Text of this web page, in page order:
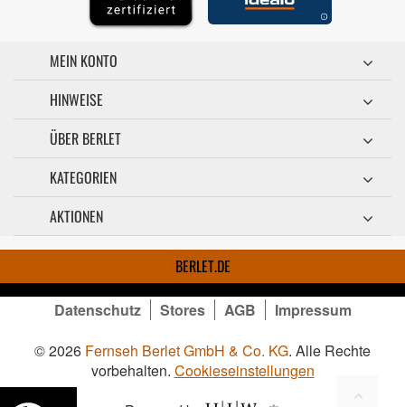
MEIN KONTO
HINWEISE
ÜBER BERLET
KATEGORIEN
AKTIONEN
BERLET.DE
Datenschutz Stores AGB
Impressum
© 2026 Fernseh Berlet GmbH & Co. KG. Alle Rechte
vorbehalten. Cookieseinstellungen